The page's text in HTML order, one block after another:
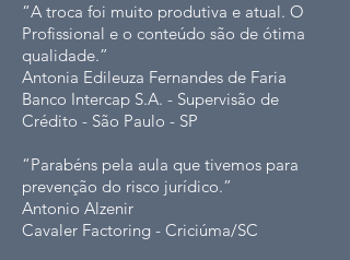
“A troca foi muito produtiva e atual. O
Profissional e o conteúdo são de ótima
qualidade.”
Antonia Edileuza Fernandes de Faria
Banco Intercap S.A. - Supervisão de
Crédito - São Paulo - SP
“Parabéns pela aula que tivemos para
prevenção do risco jurídico.”
Antonio Alzenir
Cavaler Factoring - Criciúma/SC